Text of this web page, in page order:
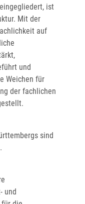
ist
Mit der
auf
und
Weichen für
der fachlichen
sind
und